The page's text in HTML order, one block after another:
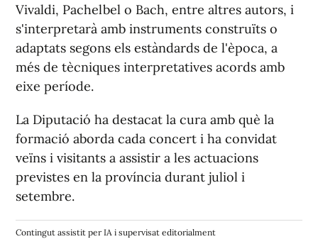
Vivaldi, Pachelbel o Bach, entre altres autors, i
s'interpretarà amb instruments construïts o
adaptats segons els estàndards de l'època, a
més de tècniques interpretatives acords amb
eixe període.
La Diputació ha destacat la cura amb què la
formació aborda cada concert i ha convidat
veïns i visitants a assistir a les actuacions
previstes en la província durant juliol i
setembre.
Contingut assistit per IA i supervisat editorialment